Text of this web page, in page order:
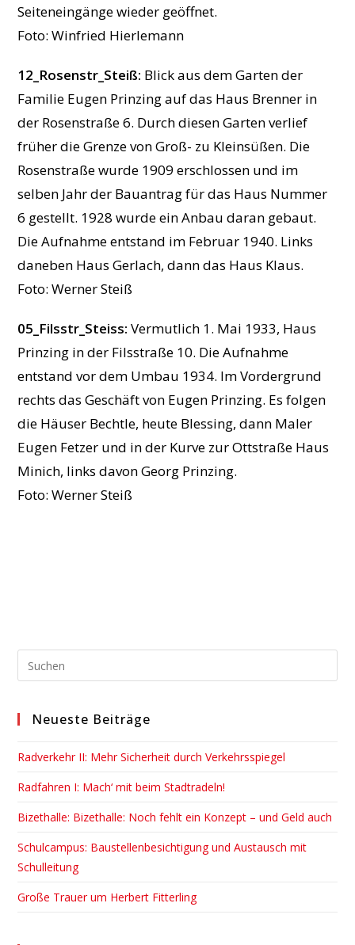
Seiteneingänge wieder geöffnet.
Foto: Winfried Hierlemann
12_Rosenstr_Steiß: Blick aus dem Garten der
Familie Eugen Prinzing auf das Haus Brenner in
der Rosenstraße 6. Durch diesen Garten verlief
früher die Grenze von Groß- zu Kleinsüßen. Die
Rosenstraße wurde 1909 erschlossen und im
selben Jahr der Bauantrag für das Haus Nummer
6 gestellt. 1928 wurde ein Anbau daran gebaut.
Die Aufnahme entstand im Februar 1940. Links
daneben Haus Gerlach, dann das Haus Klaus.
Foto: Werner Steiß
05_Filsstr_Steiss: Vermutlich 1. Mai 1933, Haus
Prinzing in der Filsstraße 10. Die Aufnahme
entstand vor dem Umbau 1934. Im Vordergrund
rechts das Geschäft von Eugen Prinzing. Es folgen
die Häuser Bechtle, heute Blessing, dann Maler
Eugen Fetzer und in der Kurve zur Ottstraße Haus
Minich, links davon Georg Prinzing.
Foto: Werner Steiß
Neueste Beiträge
Radverkehr II: Mehr Sicherheit durch Verkehrsspiegel
Radfahren I: Mach‘ mit beim Stadtradeln!
Bizethalle: Bizethalle: Noch fehlt ein Konzept – und Geld auch
Schulcampus: Baustellenbesichtigung und Austausch mit
Schulleitung
Große Trauer um Herbert Fitterling